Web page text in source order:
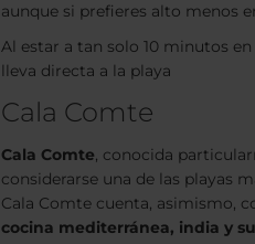
aunque si prefieres alto menos
Al estar a tan solo 10 minutos
lleva directa a la playa
Cala Comte
Cala Comte, conocida
considerarse una de las playas
Cala Comte cuenta, asimismo,
cocina mediterránea, india y